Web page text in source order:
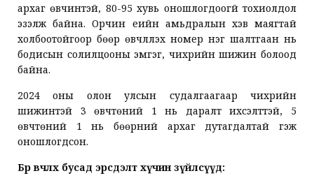
архаг өвчинтэй, 80-95 хувь оношлогдоогүй тохиолдол
эзэлж байна. Орчин үеийн амьдралын хэв маягтай
холбоотойгоор бөөр өвчлүүлэх номер нэг шалтгаан нь
бодисын солилцооны эмгэг, чихрийн шижин болоод
байна.
2024 оны олон улсын судалгаагаар чихрийн
шижинтэй 3 өвчтөний 1 нь даралт ихсэлттэй, 5
өвчтөний 1 нь бөөрний архаг дутагдалтай гэж
оношлогдсон.
Бөөр өвчлөх бусад эрсдэлт хүчин зүйлсүүд: